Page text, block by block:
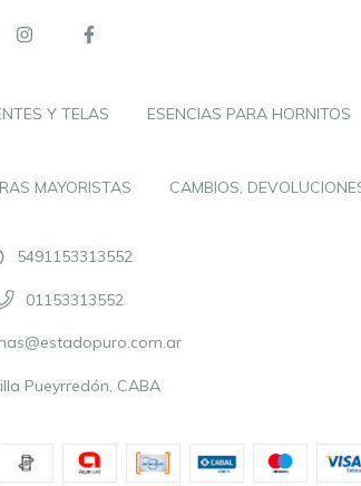
Y TELAS ESENCIAS PARA HORNITOS
MAYORISTAS CAMBIOS,
5491153313552
01153313552
Pueyrredón, CABA